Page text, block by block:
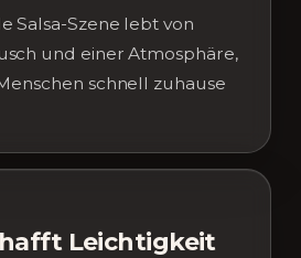
Salsa-Szene lebt von
und einer Atmosphäre,
schnell zuhause
Leichtigkeit